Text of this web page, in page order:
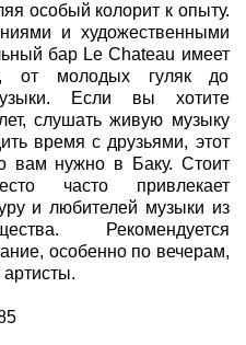
особый колорит к опыту.
и художественными
бар Le Chateau имеет
от молодых гуляк до
Если вы хотите
слушать живую музыку
время с друзьями, этот
вам нужно в Баку. Стоит
часто привлекает
и любителей музыки из
Рекомендуется
особенно по вечерам,